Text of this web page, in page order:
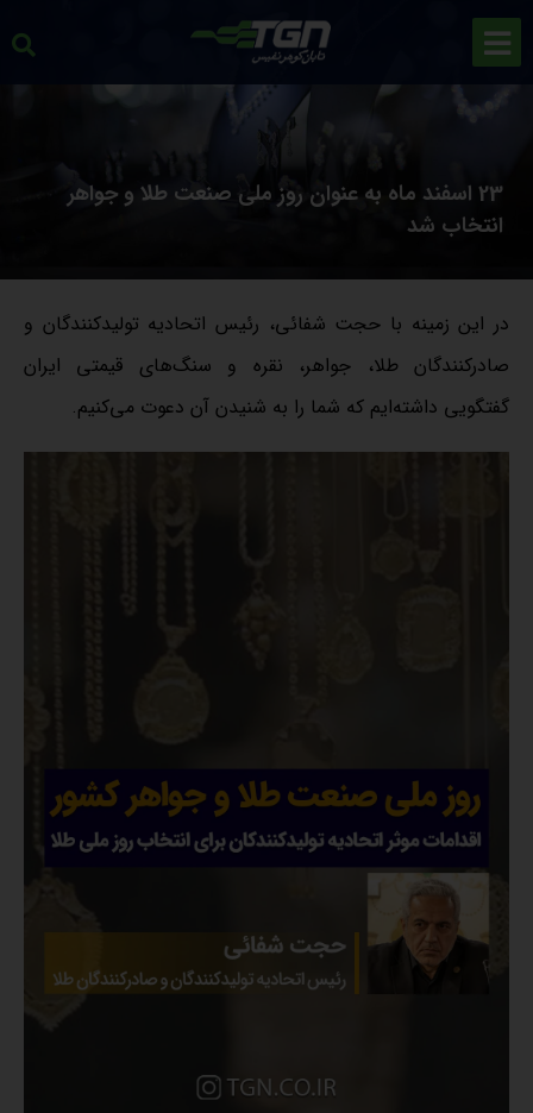
23 اسفند ماه به عنوان روز ملی صنعت طلا و جواهر
انتخاب شد
در این زمینه با حجت شفائی، رئیس اتحادیه تولیدکنندگان و
صادرکنندگان طلا، جواهر، نقره و سنگ‌های قیمتی ایران
گفتگویی داشته‌ایم که شما را به شنیدن آن دعوت می‌کنیم.